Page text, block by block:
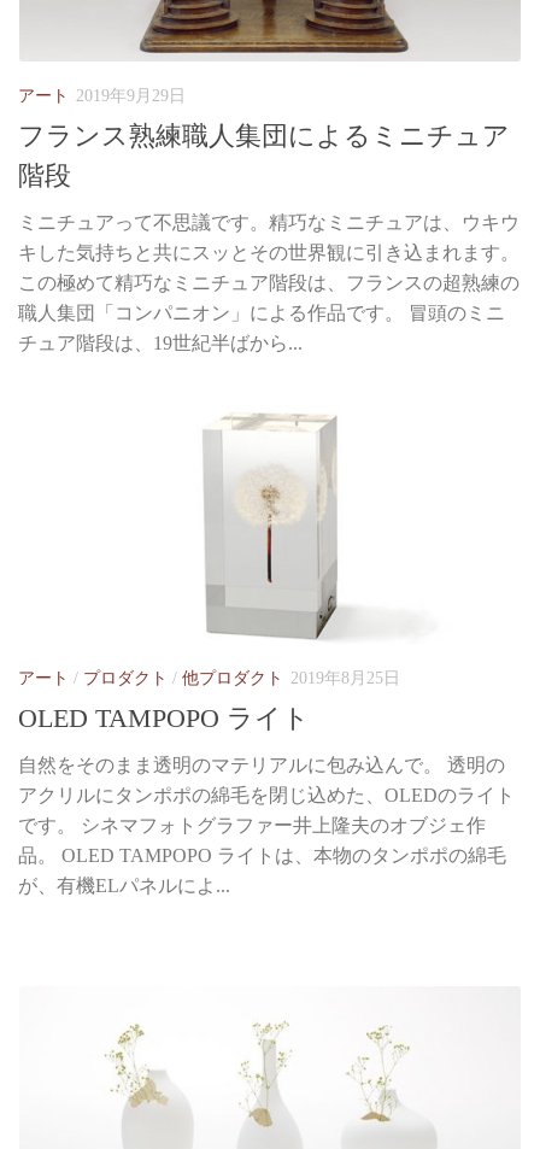
アート 2019年9月29日
フランス熟練職人集団によるミニチュア
階段
ミニチュアって不思議です。精巧なミニチュアは、ウキウ
キした気持ちと共にスッとその世界観に引き込まれます。
この極めて精巧なミニチュア階段は、フランスの超熟練の
職人集団「コンパニオン」による作品です。 冒頭のミニ
チュア階段は、19世紀半ばから...
アート / プロダクト / 他プロダクト 2019年8月25日
OLED TAMPOPO ライト
自然をそのまま透明のマテリアルに包み込んで。 透明の
アクリルにタンポポの綿毛を閉じ込めた、OLEDのライト
です。 シネマフォトグラファー井上隆夫のオブジェ作
品。 OLED TAMPOPO ライトは、本物のタンポポの綿毛
が、有機ELパネルによ...